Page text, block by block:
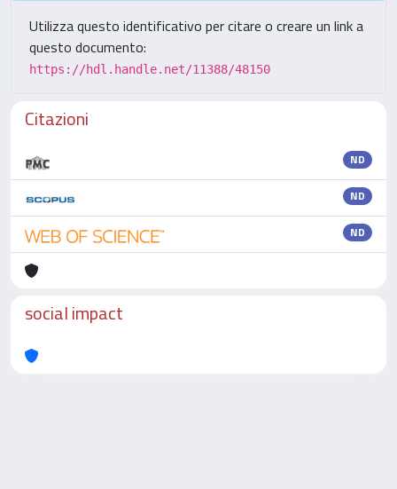
Utilizza questo identificativo per citare o creare un link a
questo documento:
https://hdl.handle.net/11388/48150
Citazioni
ND
ND
ND
social impact